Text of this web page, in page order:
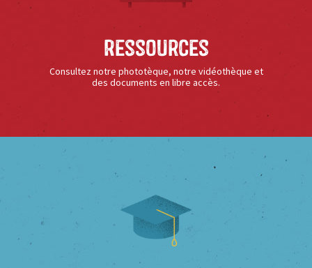
Ressources
Consultez notre phototèque, notre vidéothèque et
des documents en libre accès.